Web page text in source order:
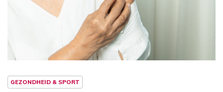
GEZONDHEID & SPORT